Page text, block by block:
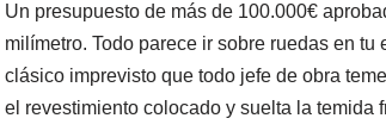
Un presupuesto de más de 100.000€
milímetro. Todo parece ir sobre ruedas en
clásico imprevisto que todo jefe de obra
el revestimiento colocado y suelta la temida